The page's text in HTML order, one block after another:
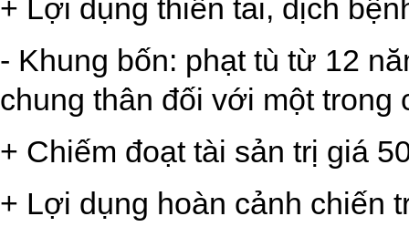
+ Lợi dụng thiên tai, dịch
- Khung bốn: phạt tù từ 12
chung thân đối với một trong
+ Chiếm đoạt tài sản trị giá
+ Lợi dụng hoàn cảnh chiến